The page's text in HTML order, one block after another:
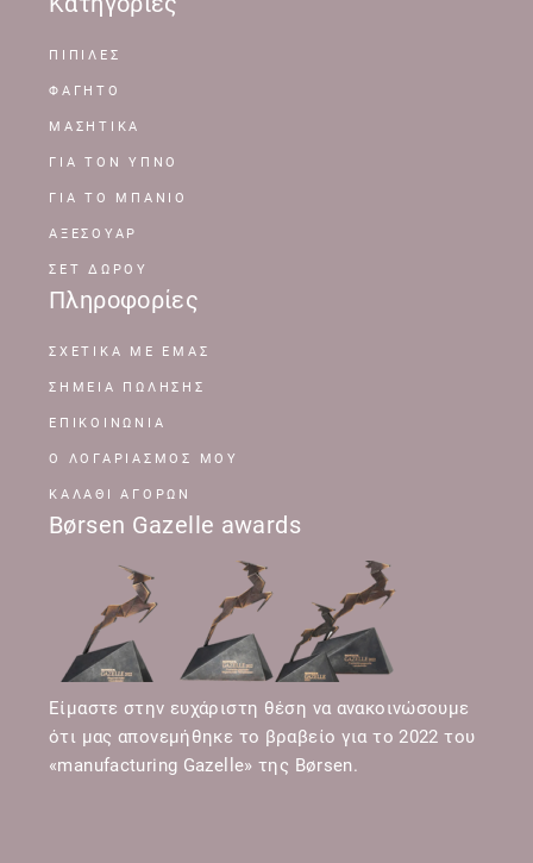
ΠΙΠΙΛΕΣ
ΦΑΓΗΤΟ
ΜΑΣΗΤΙΚΑ
ΓΙΑ ΤΟΝ ΥΠΝΟ
ΓΙΑ ΤΟ ΜΠΑΝΙΟ
ΑΞΕΣΟΥΑΡ
ΣΕΤ ΔΩΡΟΥ
Πληροφορίες
ΣΧΕΤΙΚΆ ΜΕ ΕΜΆΣ
ΣΗΜΕΊΑ ΠΏΛΗΣΗΣ
ΕΠΙΚΟΙΝΩΝΊΑ
Ο ΛΟΓΑΡΙΑΣΜΌΣ ΜΟΥ
ΚΑΛΆΘΙ ΑΓΟΡΏΝ
Børsen Gazelle awards
Είμαστε στην ευχάριστη θέση να ανακοινώσουμε
ότι μας απονεμήθηκε το βραβείο για το 2022 του
«manufacturing Gazelle» της Børsen.